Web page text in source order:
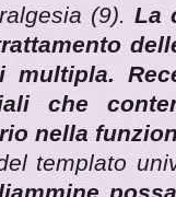
(9).La
multipla.
che
nella
templato